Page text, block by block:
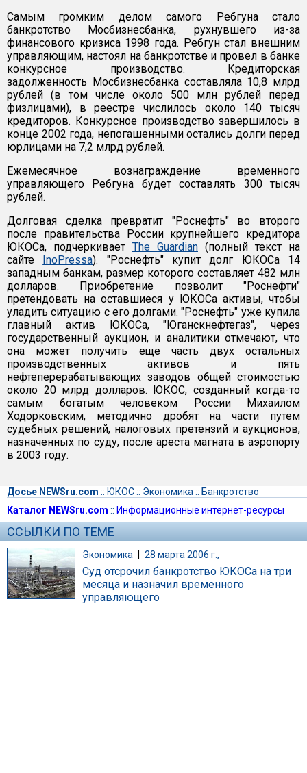
Самым громким делом самого Ребгуна стало
банкротство Мосбизнесбанка, рухнувшего из-за
финансового кризиса 1998 года. Ребгун стал внешним
управляющим, настоял на банкротстве и провел в банке
конкурсное производство. Кредиторская
задолженность Мосбизнесбанка составляла 10,8 млрд
рублей (в том числе около 500 млн рублей перед
физлицами), в реестре числилось около 140 тысяч
кредиторов. Конкурсное производство завершилось в
конце 2002 года, непогашенными остались долги перед
юрлицами на 7,2 млрд рублей.
Ежемесячное вознаграждение временного
управляющего Ребгуна будет составлять 300 тысяч
рублей.
Долговая сделка превратит "Роснефть" во второго
после правительства России крупнейшего кредитора
ЮКОСа, подчеркивает The Guardian (полный текст на
сайте InoPressa). "Роснефть" купит долг ЮКОСа 14
западным банкам, размер которого составляет 482 млн
долларов. Приобретение позволит "Роснефти"
претендовать на оставшиеся у ЮКОСа активы, чтобы
уладить ситуацию с его долгами. "Роснефть" уже купила
главный актив ЮКОСа, "Юганскнефтегаз", через
государственный аукцион, и аналитики отмечают, что
она может получить еще часть двух остальных
производственных активов и пять
нефтеперерабатывающих заводов общей стоимостью
около 20 млрд долларов. ЮКОС, созданный когда-то
самым богатым человеком России Михаилом
Ходорковским, методично дробят на части путем
судебных решений, налоговых претензий и аукционов,
назначенных по суду, после ареста магната в аэропорту
в 2003 году.
Досье NEWSru.com :: ЮКОС:: Экономика :: Банкротство
Каталог NEWSru.com :: Информационные интернет-ресурсы
ССЫЛКИ ПО ТЕМЕ
Экономика | 28 марта 2006 г.,
Суд отсрочил банкротство ЮКОСа на три
месяца и назначил временного
управляющего